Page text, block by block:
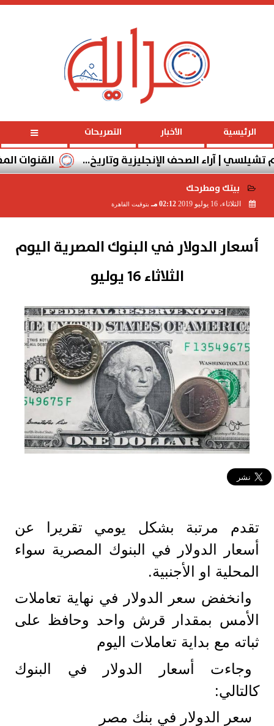
الرئيسية الأخبار التصريحات
القنوات المفتوحة | آراء الصحف الإنجليزية وتاريخ...
بيتك ومطرحك
الثلاثاء، 16 يوليو 2019 02:12 مـ بتوقيت القاهرة
أسعار الدولار في البنوك المصرية اليوم
الثلاثاء 16 يوليو
تقدم مرتبة بشكل يومي تقريرا عن
أسعار الدولار في البنوك المصرية سواء
المحلية او الأجنبية.
وانخفض سعر الدولار في نهاية تعاملات
الأمس بمقدار قرش واحد وحافظ على
ثباته مع بداية تعاملات اليوم
وجاءت أسعار الدولار في البنوك
كالتالي:
سعر الدولار في بنك مصر